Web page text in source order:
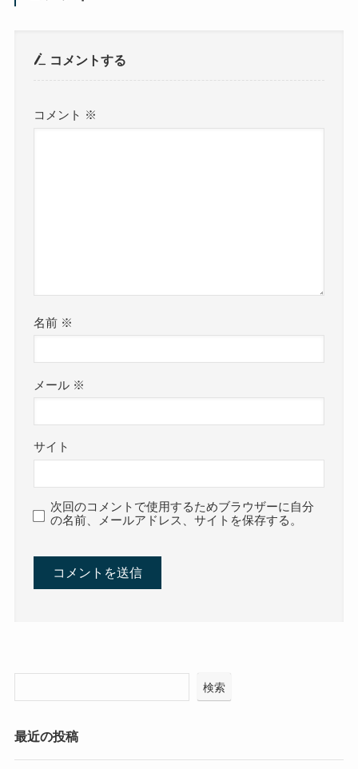
コメントする
コメント ※
名前 ※
メール ※
サイト
次回のコメントで使用するためブラウザーに自分
の名前、メールアドレス、サイトを保存する。
検索
最近の投稿